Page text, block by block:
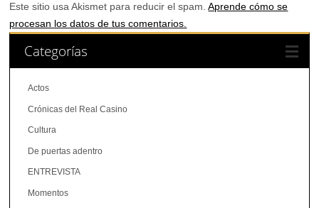
Este sitio usa Akismet para reducir el spam.Aprende cómo se
procesan los datos de tus comentarios.
Categorías
Actos
Crónicas del Real Casino
Cultura
De puertas adentro
ENTREVISTA
Momentos